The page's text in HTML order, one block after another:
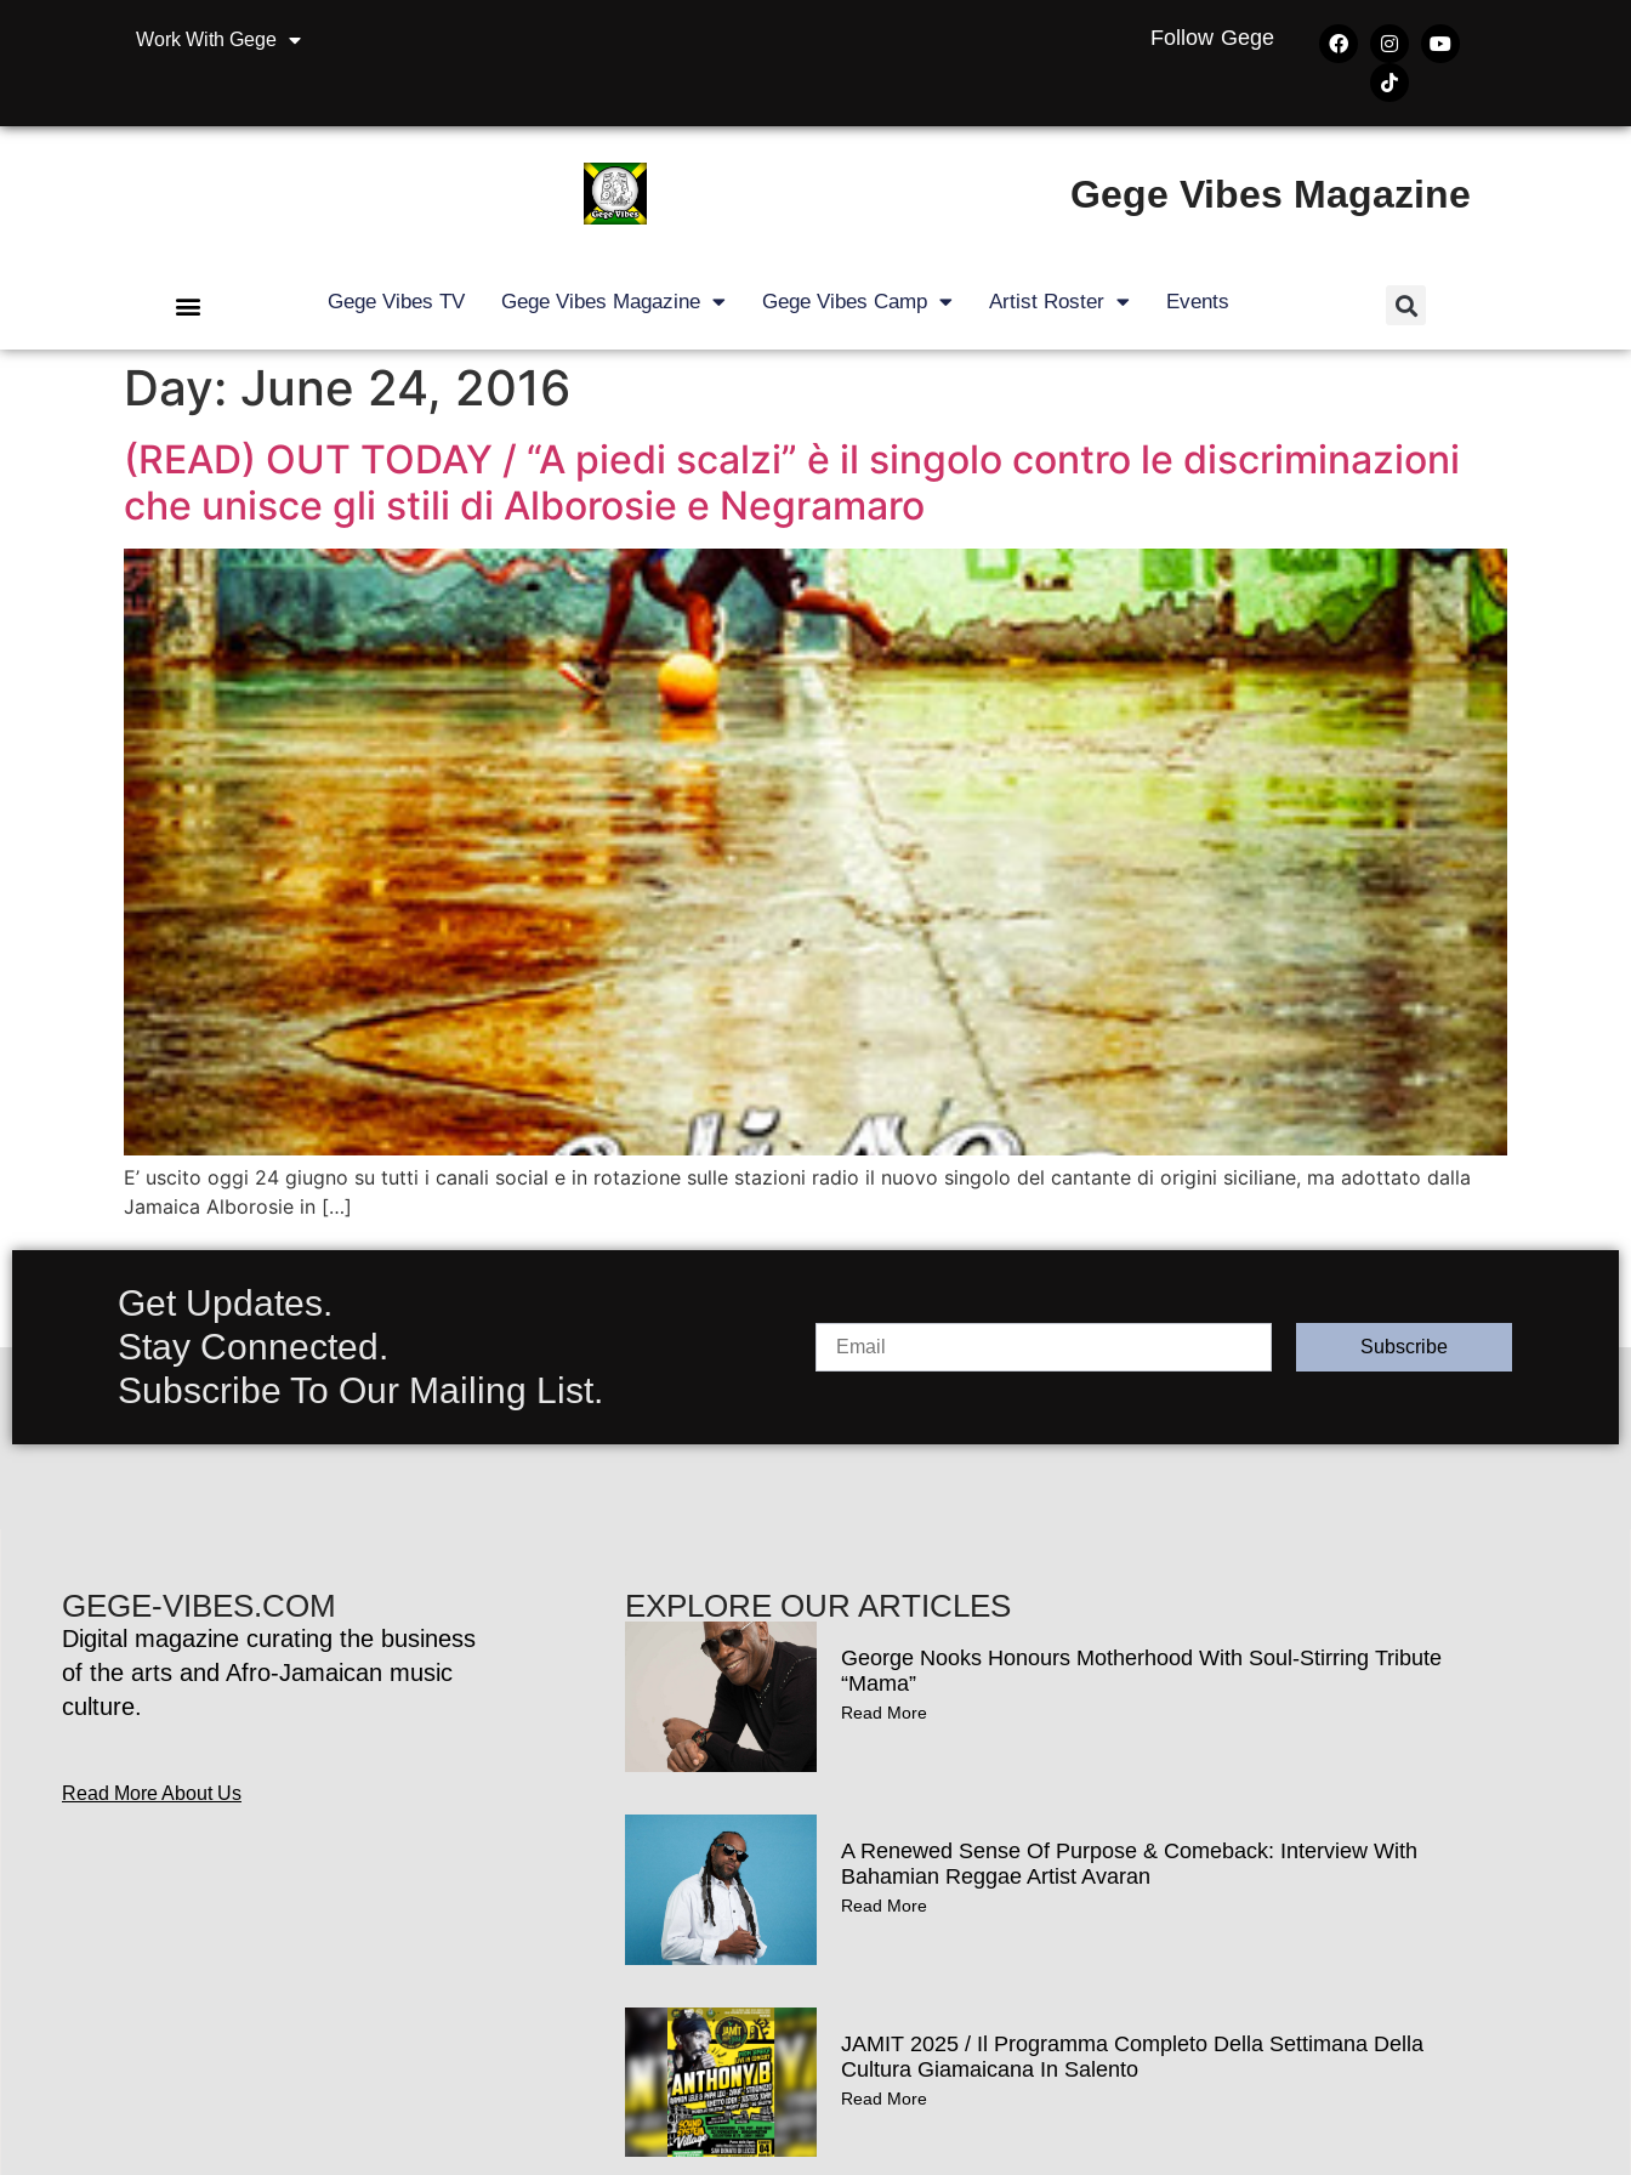
Work With Gege Follow Gege
Gege Vibes Magazine
Gege Vibes TV Gege Vibes Magazine Gege Vibes Camp Artist Roster Events
Day: June 24, 2016
(READ) OUT TODAY / “A piedi scalzi” è il singolo contro le discriminazioni
che unisce gli stili di Alborosie e Negramaro
E’ uscito oggi 24 giugno su tutti i canali social e in rotazione sulle stazioni radio il nuovo singolo del cantante di origini siciliane, ma adottato dalla
Jamaica Alborosie in […]
Get Updates.
Stay Connected.
Subscribe To Our Mailing List.
Subscribe
GEGE-VIBES.COM
Digital magazine curating the business
of the arts and Afro-Jamaican music
culture.
Read More About Us
EXPLORE OUR ARTICLES
George Nooks Honours Motherhood With Soul-Stirring Tribute
“Mama”
Read More
A Renewed Sense Of Purpose & Comeback: Interview With
Bahamian Reggae Artist Avaran
Read More
JAMIT 2025 / Il Programma Completo Della Settimana Della
Cultura Giamaicana In Salento
Read More